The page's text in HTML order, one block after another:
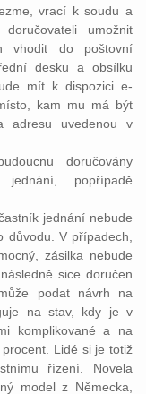
vrací k soudu a
umožnit
vhodit do poštovní
desku a obsílku
mít k dispozici e-
kam mu má být
adresu uvedenou v
doručovány
popřípadě
jednání nebude
důvodu. V případech,
zásilka nebude
sice doručen
podat návrh na
na stav, kdy je v
komplikované a na
Lidé si je totiž
řízení. Novela
model z Německa,